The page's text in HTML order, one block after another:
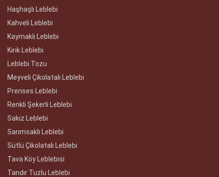
Haşhaşlı Leblebi
Kahveli Leblebi
Kaymaklı Leblebi
Kırık Leblebi
Leblebi Tozu
Meyveli Çikolatalı Leblebi
Prenses Leblebi
Renkli Şekerli Leblebi
Sakız Leblebi
Sarımsaklı Leblebi
Sütlü Çikolatalı Leblebi
Tava Köy Leblebisi
Tandır Tuzlu Leblebi